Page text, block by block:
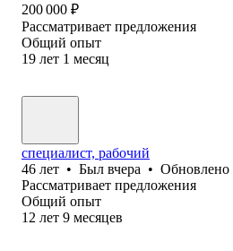
200 000 ₽
Рассматривает предложения
Общий опыт
19 лет 1 месяц
специалист, рабочий
46 лет • Был вчера • Обновлено
Рассматривает предложения
Общий опыт
12 лет 9 месяцев